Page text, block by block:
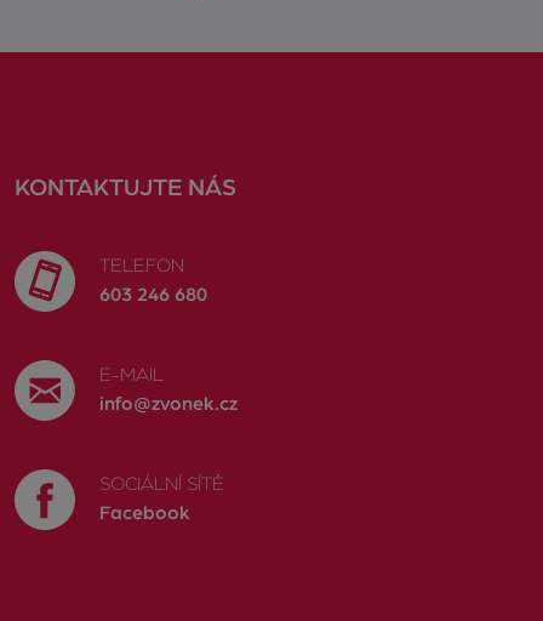
KONTAKTUJTE NÁS
TELEFON
603 246 680
E-MAIL
info@zvonek.cz
SOCIÁLNÍ SÍTĚ
Facebook